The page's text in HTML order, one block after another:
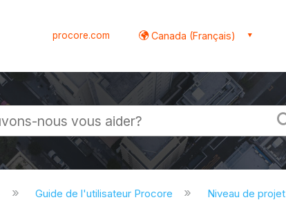
procore.com Canada (Français)
Guide de l'utilisateur Procore Niveau de projet